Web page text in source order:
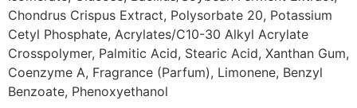
Chondrus Crispus Extract, Polysorbate 20, Potassium
Cetyl Phosphate, Acrylates/C10-30 Alkyl Acrylate
Crosspolymer, Palmitic Acid, Stearic Acid, Xanthan Gum,
Coenzyme A, Fragrance (Parfum), Limonene, Benzyl
Benzoate, Phenoxyethanol